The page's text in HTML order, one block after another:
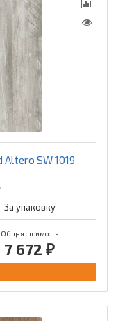
SW 1019
За упаковку
Общая стоимость
7 672 ₽